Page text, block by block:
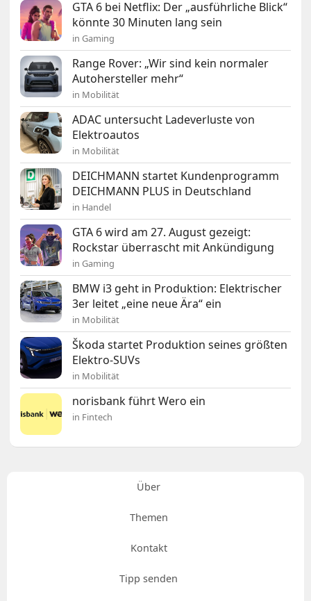
GTA 6 bei Netflix: Der „ausführliche Blick“
könnte 30 Minuten lang sein
in Gaming
Range Rover: „Wir sind kein normaler
Autohersteller mehr“
in Mobilität
ADAC untersucht Ladeverluste von
Elektroautos
in Mobilität
DEICHMANN startet Kundenprogramm
DEICHMANN PLUS in Deutschland
in Handel
GTA 6 wird am 27. August gezeigt:
Rockstar überrascht mit Ankündigung
in Gaming
BMW i3 geht in Produktion: Elektrischer
3er leitet „eine neue Ära“ ein
in Mobilität
Škoda startet Produktion seines größten
Elektro-SUVs
in Mobilität
norisbank führt Wero ein
in Fintech
Über
Themen
Kontakt
Tipp senden